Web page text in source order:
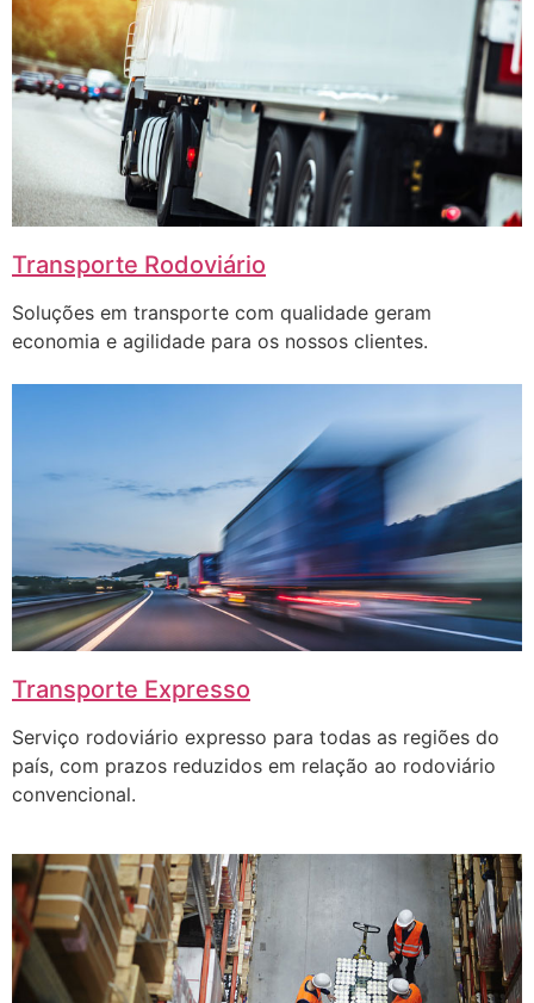
Transporte Rodoviário
Soluções em transporte com qualidade geram
economia e agilidade para os nossos clientes.
Transporte Expresso
Serviço rodoviário expresso para todas as regiões do
país, com prazos reduzidos em relação ao rodoviário
convencional.